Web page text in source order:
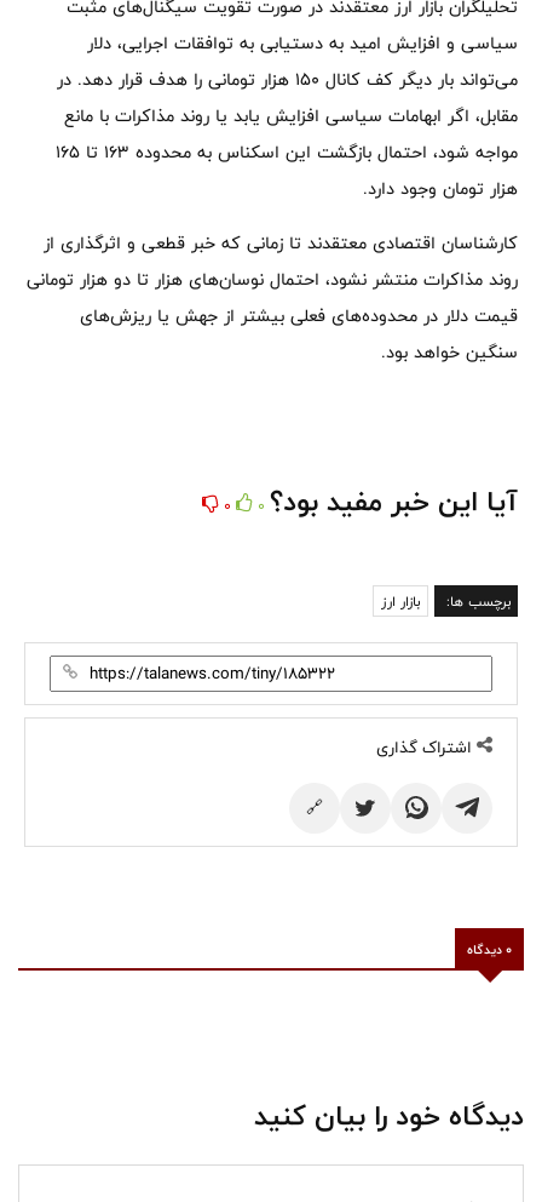
تحلیلگران بازار ارز معتقدند در صورت تقویت سیگنال‌های مثبت
سیاسی و افزایش امید به دستیابی به توافقات اجرایی، دلار
می‌تواند بار دیگر کف کانال ۱۵۰ هزار تومانی را هدف قرار دهد. در
مقابل، اگر ابهامات سیاسی افزایش یابد یا روند مذاکرات با مانع
مواجه شود، احتمال بازگشت این اسکناس به محدوده ۱۶۳ تا ۱۶۵
هزار تومان وجود دارد.
کارشناسان اقتصادی معتقدند تا زمانی که خبر قطعی و اثرگذاری از
روند مذاکرات منتشر نشود، احتمال نوسان‌های هزار تا دو هزار تومانی
قیمت دلار در محدوده‌های فعلی بیشتر از جهش یا ریزش‌های
سنگین خواهد بود.
آیا این خبر مفید بود؟ 0
0
برچسب ها: بازار ارز
اشتراک گذاری
🔗
0 دیدگاه
دیدگاه خود را بیان کنید